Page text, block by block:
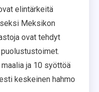
elintärkeitä
Meksikon
ovat tehdyt
ja 10 syöttöä
keskeinen hahmo